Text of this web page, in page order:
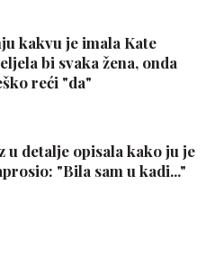
kakvu je imala Kate
bi svaka žena, onda
reći "da"
u detalje opisala kako ju je
"Bila sam u kadi..."